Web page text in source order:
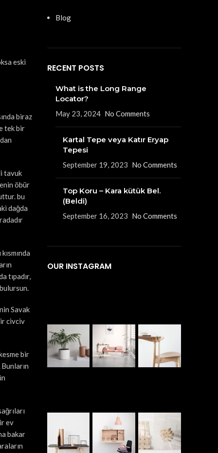
eski
biraz
tek bir
tavuk
öbür
bu
dağda
tıpadır,
Savak
civciv
bir
ev
bakar
Blog
RECENT POSTS
What is the Long Range
Locator?
May 23, 2024 No Comments
Kartal Tepe veya Katır Eryap
Tepesi
September 19, 2023 No Comments
Top Koru – Kara kütük Bel.
(Beldi)
September 16, 2023 No Comments
OUR INSTAGRAM